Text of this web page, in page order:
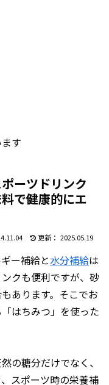
す
ーツドリンク
で健康的にエ
2025.05.19
ー補給と水分補給は
クも便利ですが、砂
あります。そこでお
はちみつ」を使った
の糖分だけでなく、
スポーツ時の栄養補